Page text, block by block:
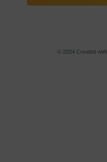
© 2024 Created with